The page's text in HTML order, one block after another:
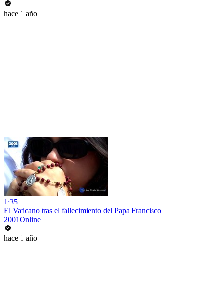
hace 1 año
1:35
El Vaticano tras el fallecimiento del Papa Francisco
2001Online
hace 1 año